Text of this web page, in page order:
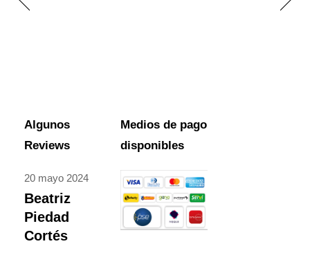
Algunos
Reviews
20 mayo 2024
Beatriz
Piedad
Cortés
Medios de pago
disponibles